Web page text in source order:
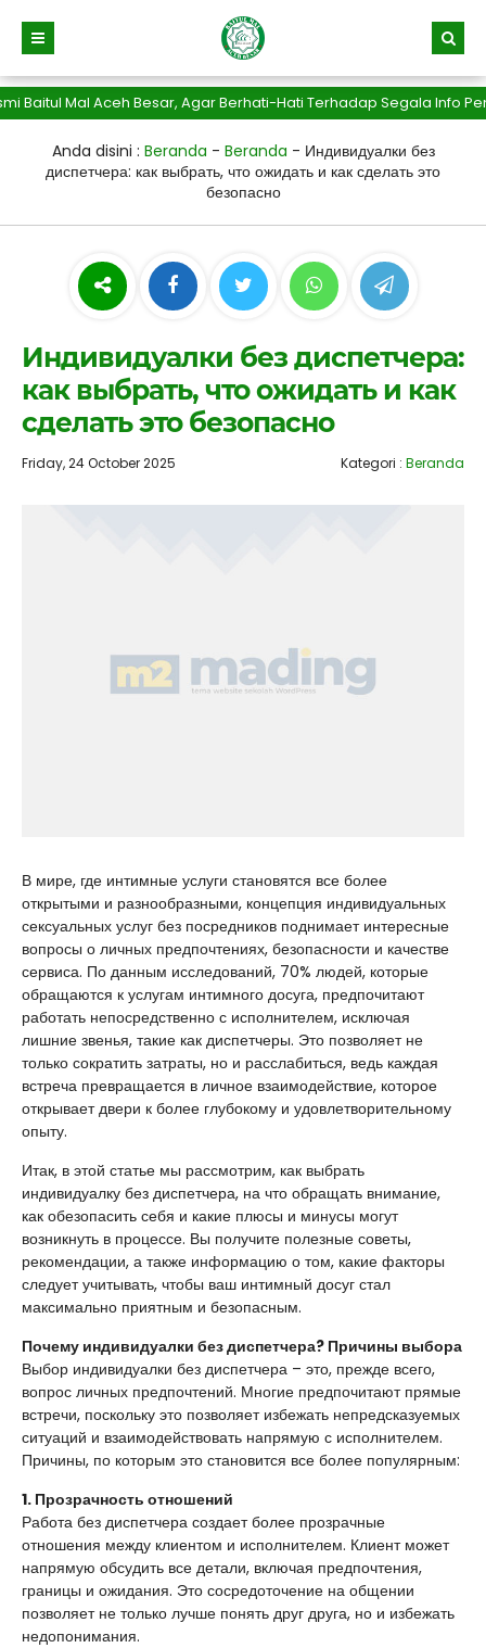
Mal Aceh Besar, Agar Berhati-Hati Terhadap Segala Info
Anda disini : Beranda - Beranda - Индивидуалки без
диспетчера: как выбрать, что ожидать и как сделать это
безопасно
Индивидуалки без диспетчера:
как выбрать, что ожидать и как
сделать это безопасно
Friday, 24 October 2025 Kategori : Beranda
В мире, где интимные услуги становятся все более
открытыми и разнообразными, концепция индивидуальных
сексуальных услуг без посредников поднимает интересные
вопросы о личных предпочтениях, безопасности и качестве
сервиса. По данным исследований, 70% людей, которые
обращаются к услугам интимного досуга, предпочитают
работать непосредственно с исполнителем, исключая
лишние звенья, такие как диспетчеры. Это позволяет не
только сократить затраты, но и расслабиться, ведь каждая
встреча превращается в личное взаимодействие, которое
открывает двери к более глубокому и удовлетворительному
опыту.
Итак, в этой статье мы рассмотрим, как выбрать
индивидуалку без диспетчера, на что обращать внимание,
как обезопасить себя и какие плюсы и минусы могут
возникнуть в процессе. Вы получите полезные советы,
рекомендации, а также информацию о том, какие факторы
следует учитывать, чтобы ваш интимный досуг стал
максимально приятным и безопасным.
Почему индивидуалки без диспетчера? Причины выбора
Выбор индивидуалки без диспетчера – это, прежде всего,
вопрос личных предпочтений. Многие предпочитают прямые
встречи, поскольку это позволяет избежать непредсказуемых
ситуаций и взаимодействовать напрямую с исполнителем.
Причины, по которым это становится все более популярным:
1. Прозрачность отношений
Работа без диспетчера создает более прозрачные
отношения между клиентом и исполнителем. Клиент может
напрямую обсудить все детали, включая предпочтения,
границы и ожидания. Это сосредоточение на общении
позволяет не только лучше понять друг друга, но и избежать
недопонимания.